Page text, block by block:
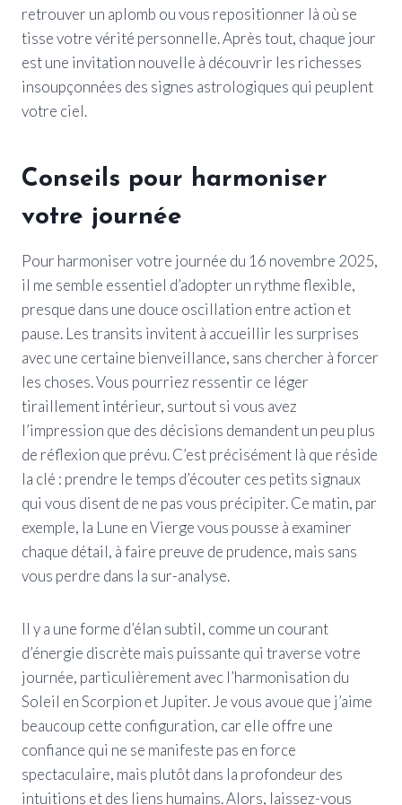
retrouver un aplomb ou vous repositionner là où se
tisse votre vérité personnelle. Après tout, chaque jour
est une invitation nouvelle à découvrir les richesses
insoupçonnées des signes astrologiques qui peuplent
votre ciel.
Conseils pour harmoniser
votre journée
Pour harmoniser votre journée du 16 novembre 2025,
il me semble essentiel d’adopter un rythme flexible,
presque dans une douce oscillation entre action et
pause. Les transits invitent à accueillir les surprises
avec une certaine bienveillance, sans chercher à forcer
les choses. Vous pourriez ressentir ce léger
tiraillement intérieur, surtout si vous avez
l’impression que des décisions demandent un peu plus
de réflexion que prévu. C’est précisément là que réside
la clé : prendre le temps d’écouter ces petits signaux
qui vous disent de ne pas vous précipiter. Ce matin, par
exemple, la Lune en Vierge vous pousse à examiner
chaque détail, à faire preuve de prudence, mais sans
vous perdre dans la sur-analyse.
Il y a une forme d’élan subtil, comme un courant
d’énergie discrète mais puissante qui traverse votre
journée, particulièrement avec l’harmonisation du
Soleil en Scorpion et Jupiter. Je vous avoue que j’aime
beaucoup cette configuration, car elle offre une
confiance qui ne se manifeste pas en force
spectaculaire, mais plutôt dans la profondeur des
intuitions et des liens humains. Alors, laissez-vous